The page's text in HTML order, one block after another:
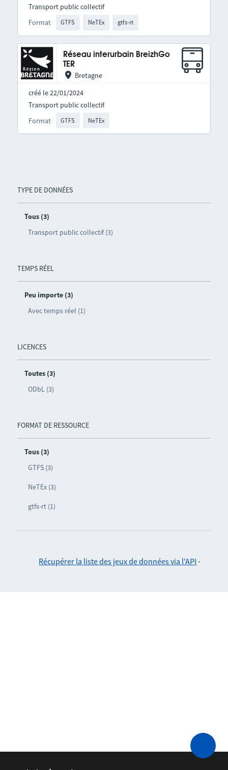
TYPE DE DONNÉES
Tous (3)
Transport public collectif (3)
TEMPS RÉEL
Peu importe (3)
Avec temps réel (1)
LICENCES
Toutes (3)
ODbL (3)
FORMAT DE RESSOURCE
Tous (3)
GTFS (3)
NeTEx (3)
gtfs-rt (1)
Format GTFS NeTEx gtfs-rt
Transport public collectif
Réseau interurbain BreizhGo
TER
Bretagne
créé le 22/01/2024
Format GTFS NeTEx
Transport public collectif
Récupérer la liste des jeux de données via l'API -